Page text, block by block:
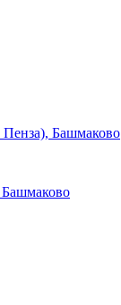
Пенза), Башмаково